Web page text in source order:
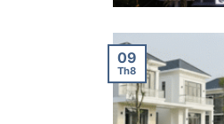
09
Th8